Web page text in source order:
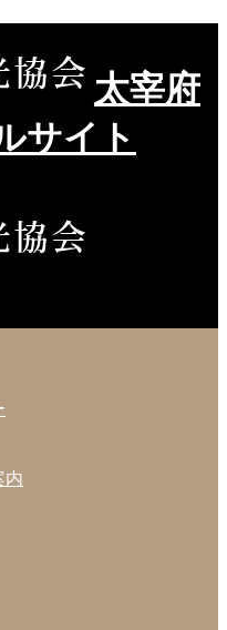
太宰府
サイト
内